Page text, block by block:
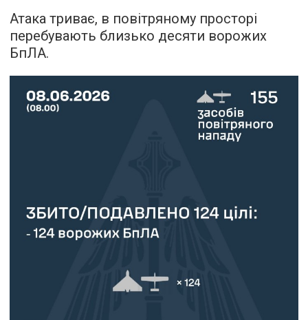
Атака триває, в повітряному просторі
перебувають близько десяти ворожих
БпЛА.